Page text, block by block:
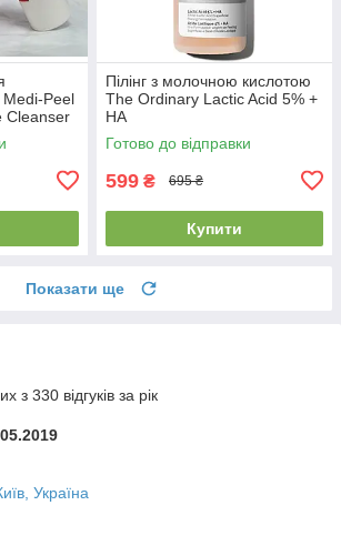
Peel
Cleanser
Пілінг з молочною кислотою
The Ordinary Lactic Acid 5% +
HA
Готово до відправки
599 ₴ 695 ₴
Купити
Показати ще
з 330 відгуків за рік
Україна